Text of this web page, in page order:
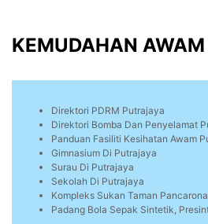
KEMUDAHAN AWAM
Direktori PDRM Putrajaya
Direktori Bomba Dan Penyelamat
Panduan Fasiliti Kesihatan Awam
Gimnasium Di Putrajaya
Surau Di Putrajaya
Sekolah Di Putrajaya
Kompleks Sukan Taman Pancarona
Padang Bola Sepak Sintetik,